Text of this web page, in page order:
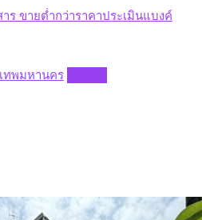
ขายต่ำกว่าราคาประเมินแบงค์
ทพมหานคร